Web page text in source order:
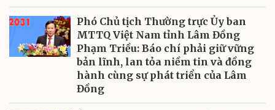
Phó Chủ tịch Thường trực Ủy ban
MTTQ Việt Nam tỉnh Lâm Đồng
Phạm Triều: Báo chí phải giữ vững
bản lĩnh, lan tỏa niềm tin và đồng
hành cùng sự phát triển của Lâm
Đồng